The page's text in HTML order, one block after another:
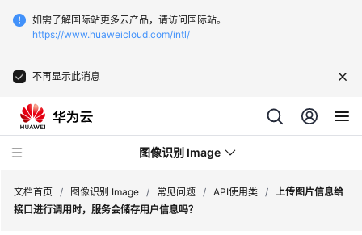
如需了解国际站更多云产品，请访问国际站。
https://www.huaweicloud.com/intl/
不再显示此消息
图像识别 Image
文档首页 / 图像识别 Image / 常见问题 / API使用类 / 上传图片信息给
接口进行调用时，服务会储存用户信息吗？